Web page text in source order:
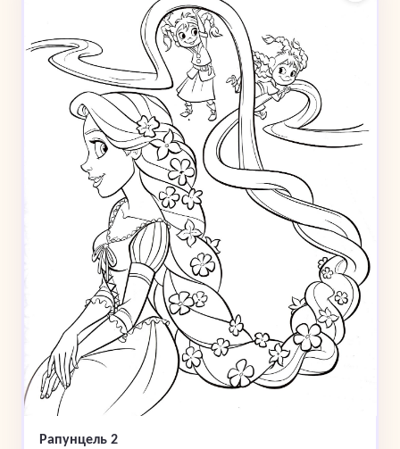
Рапунцель 2